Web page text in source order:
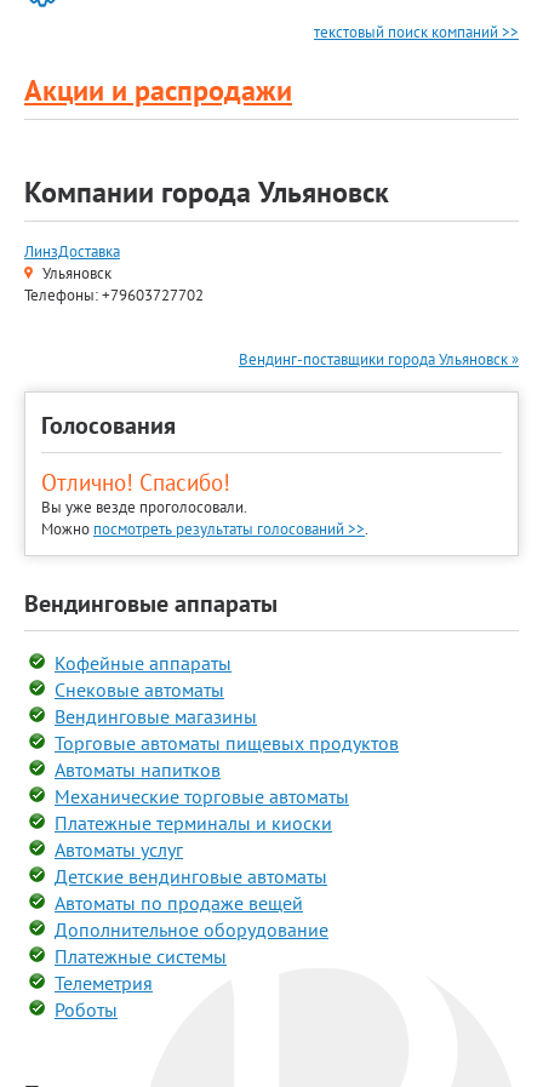
текстовый поиск компаний >>
Акции и распродажи
Компании города Ульяновск
ЛинзДоставка
Ульяновск
Телефоны: +79603727702
Вендинг-поставщики города Ульяновск »
Голосования
Отлично! Спасибо!
Вы уже везде проголосовали.
Можно посмотреть результаты голосований >>.
Вендинговые аппараты
Кофейные аппараты
Снековые автоматы
Вендинговые магазины
Торговые автоматы пищевых продуктов
Автоматы напитков
Механические торговые автоматы
Платежные терминалы и киоски
Автоматы услуг
Детские вендинговые автоматы
Автоматы по продаже вещей
Дополнительное оборудование
Платежные системы
Телеметрия
Роботы